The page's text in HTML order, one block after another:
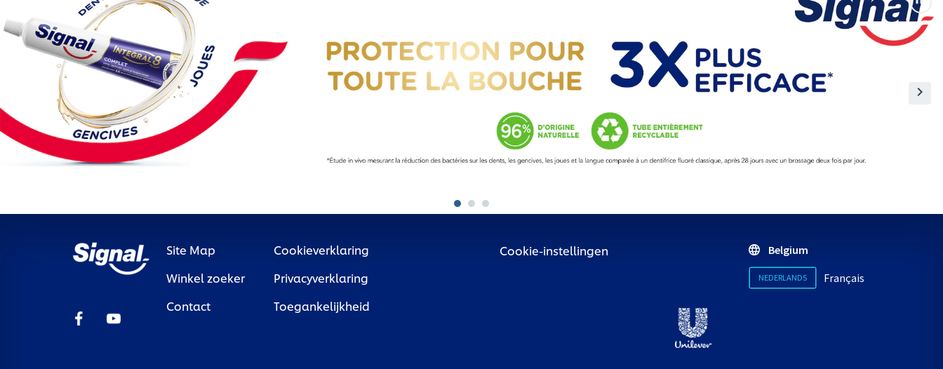
Site Map
Winkel zoeker
Contact
Cookieverklaring
Privacyverklaring
Toegankelijkheid
Cookie-instellingen Belgium
NEDERLANDS Français